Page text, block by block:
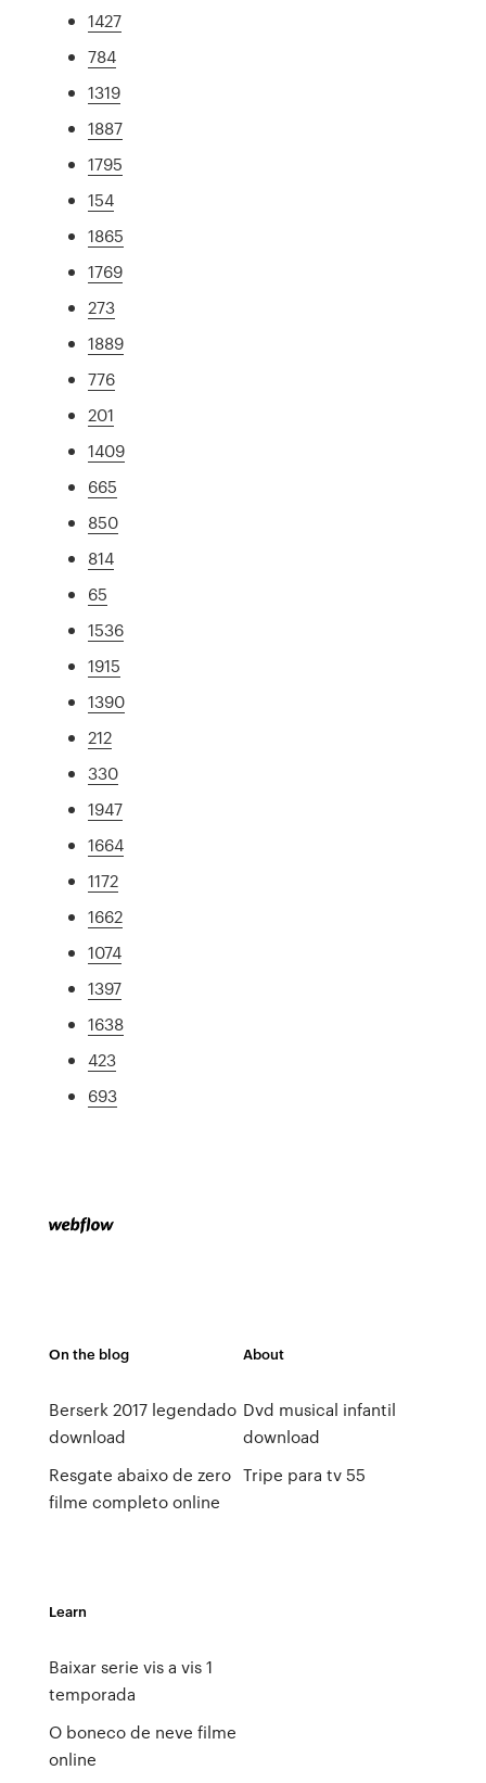
1427
784
1319
1887
1795
154
1865
1769
273
1889
776
201
1409
665
850
814
65
1536
1915
1390
212
330
1947
1664
1172
1662
1074
1397
1638
423
693
On the blog
Berserk 2017 legendado
download
Resgate abaixo de zero
filme completo online
About
Dvd musical infantil
download
Tripe para tv 55
Learn
Baixar serie vis a vis 1
temporada
O boneco de neve filme
online